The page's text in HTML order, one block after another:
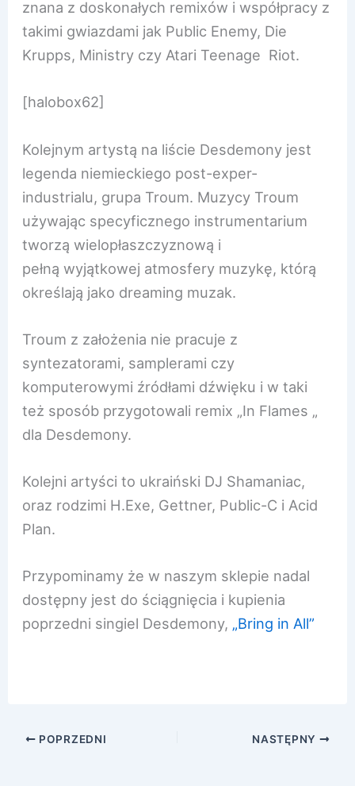
znana z doskonałych remixów i współpracy z
takimi gwiazdami jak Public Enemy, Die
Krupps, Ministry czy Atari Teenage Riot.
[halobox62]
Kolejnym artystą na liście Desdemony jest
legenda niemieckiego post-exper-
industrialu, grupa Troum. Muzycy Troum
używając specyficznego instrumentarium
tworzą wielopłaszczyznową i
pełną wyjątkowej atmosfery muzykę, którą
określają jako dreaming muzak.
Troum z założenia nie pracuje z
syntezatorami, samplerami czy
komputerowymi źródłami dźwięku i w taki
też sposób przygotowali remix „In Flames „
dla Desdemony.
Kolejni artyści to ukraiński DJ Shamaniac,
oraz rodzimi H.Exe, Gettner, Public-C i Acid
Plan.
Przypominamy że w naszym sklepie nadal
dostępny jest do ściągnięcia i kupienia
poprzedni singiel Desdemony, „Bring in All”
POPRZEDNI NASTĘPNY